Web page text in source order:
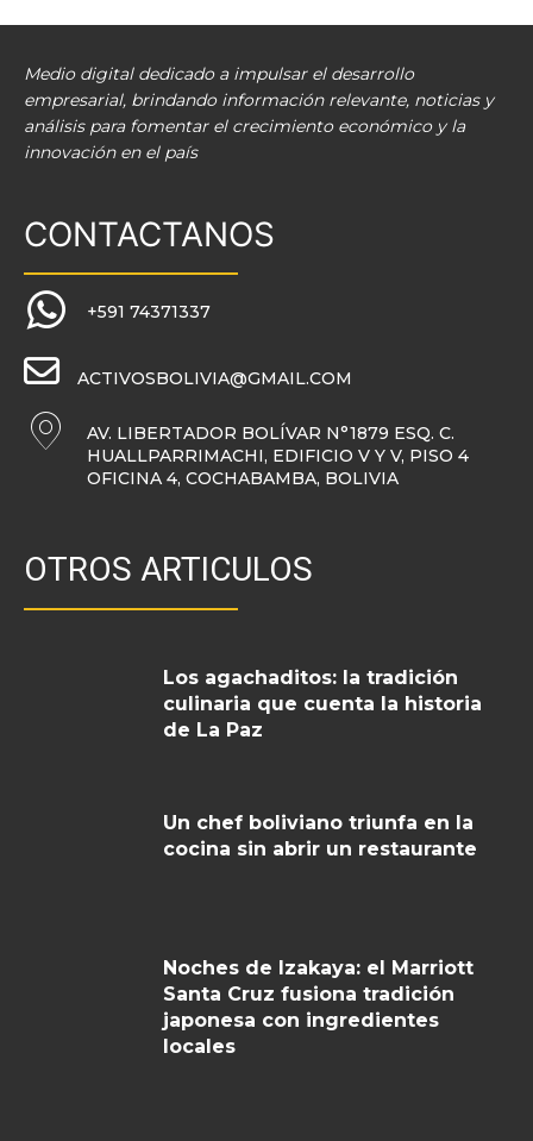
Medio digital dedicado a impulsar el desarrollo
empresarial, brindando información relevante, noticias y
análisis para fomentar el crecimiento económico y la
innovación en el país
CONTACTANOS
+591 74371337
ACTIVOSBOLIVIA@GMAIL.COM
AV. LIBERTADOR BOLÍVAR N°1879 ESQ. C.
HUALLPARRIMACHI, EDIFICIO V Y V, PISO 4
OFICINA 4, COCHABAMBA, BOLIVIA
OTROS ARTICULOS
Los agachaditos: la tradición
culinaria que cuenta la historia
de La Paz
Un chef boliviano triunfa en la
cocina sin abrir un restaurante
Noches de Izakaya: el Marriott
Santa Cruz fusiona tradición
japonesa con ingredientes
locales